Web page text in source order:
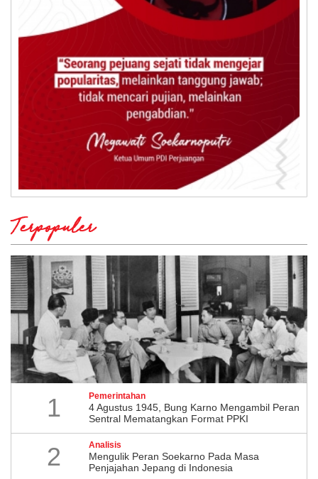
Terpopuler
1 Pemerintahan
4 Agustus 1945, Bung Karno Mengambil Peran
Sentral Mematangkan Format PPKI
2 Analisis
Mengulik Peran Soekarno Pada Masa
Penjajahan Jepang di Indonesia